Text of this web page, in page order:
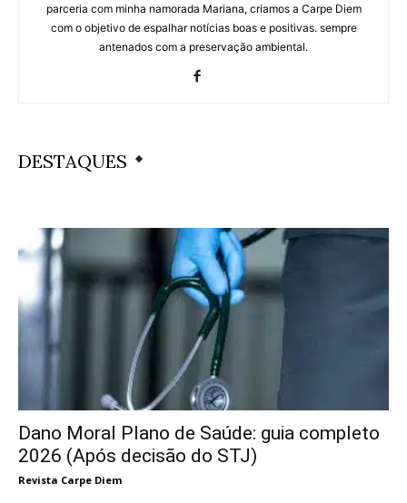
parceria com minha namorada Mariana, criamos a Carpe Diem
com o objetivo de espalhar notícias boas e positivas. sempre
antenados com a preservação ambiental.
DESTAQUES
Dano Moral Plano de Saúde: guia completo
2026 (Após decisão do STJ)
Revista Carpe Diem